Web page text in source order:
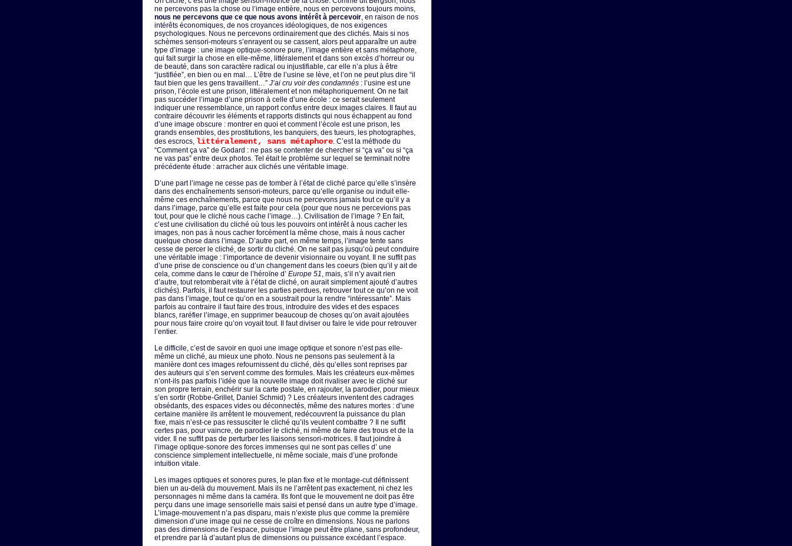
ne percevons pas la chose ou l’image entière, nous en percevons toujours moins,
nous ne percevons que ce que nous avons intérêt à percevoir, en raison de nos
intérêts économiques, de nos croyances idéologiques, de nos exigences
psychologiques. Nous ne percevons ordinairement que des clichés. Mais si nos
schèmes sensori-moteurs s’enrayent ou se cassent, alors peut apparaître un autre
type d’image : une image optique-sonore pure, l’image entière et sans métaphore,
qui fait surgir la chose en elle-même, littéralement et dans son excès d’horreur ou
de beauté, dans son caractère radical ou injustifiable, car elle n’a plus à être
“justifiée”, en bien ou en mal… L’être de l’usine se lève, et l’on ne peut plus dire “il
faut bien que les gens travaillent…” J’ai cru voir des condamnés : l’usine est une
prison, l’école est une prison, littéralement et non métaphoriquement. On ne fait
pas succéder l’image d’une prison à celle d’une école : ce serait seulement
indiquer une ressemblance, un rapport confus entre deux images claires. Il faut au
contraire découvrir les éléments et rapports distincts qui nous échappent au fond
d’une image obscure : montrer en quoi et comment l’école est une prison, les
grands ensembles, des prostitutions, les banquiers, des tueurs, les photographes,
des escrocs, littéralement, sans métaphore. C’est la méthode du
“Comment ça va” de Godard : ne pas se contenter de chercher si “ça va” ou si “ça
ne vas pas” entre deux photos. Tel était le problème sur lequel se terminait notre
précédente étude : arracher aux clichés une véritable image.
D’une part l’image ne cesse pas de tomber à l’état de cliché parce qu’elle s’insère
dans des enchaînements sensori-moteurs, parce qu’elle organise ou induit elle-
même ces enchaînements, parce que nous ne percevons jamais tout ce qu’il y a
dans l’image, parce qu’elle est faite pour cela (pour que nous ne percevions pas
tout, pour que le cliché nous cache l’image…). Civilisation de l’image ? En fait,
c’est une civilisation du cliché où tous les pouvoirs ont intérêt à nous cacher les
images, non pas à nous cacher forcément la même chose, mais à nous cacher
quelque chose dans l’image. D’autre part, en même temps, l’image tente sans
cesse de percer le cliché, de sortir du cliché. On ne sait pas jusqu’où peut conduire
une véritable image : l’importance de devenir visionnaire ou voyant. Il ne suffit pas
d’une prise de conscience ou d’un changement dans les coeurs (bien qu’il y ait de
cela, comme dans le cœur de l’héroïne d’ Europe 51, mais, s’il n’y avait rien
d’autre, tout retomberait vite à l’état de cliché, on aurait simplement ajouté d’autres
clichés). Parfois, il faut restaurer les parties perdues, retrouver tout ce qu’on ne voit
pas dans l’image, tout ce qu’on en a soustrait pour la rendre “intéressante”. Mais
parfois au contraire il faut faire des trous, introduire des vides et des espaces
blancs, raréfier l’image, en supprimer beaucoup de choses qu’on avait ajoutées
pour nous faire croire qu’on voyait tout. Il faut diviser ou faire le vide pour retrouver
l’entier.
Le difficile, c’est de savoir en quoi une image optique et sonore n’est pas elle-
même un cliché, au mieux une photo. Nous ne pensons pas seulement à la
manière dont ces images refournissent du cliché, dès qu’elles sont reprises par
des auteurs qui s’en servent comme des formules. Mais les créateurs eux-mêmes
n’ont-ils pas parfois l’idée que la nouvelle image doit rivaliser avec le cliché sur
son propre terrain, enchérir sur la carte postale, en rajouter, la parodier, pour mieux
s’en sortir (Robbe-Grillet, Daniel Schmid) ? Les créateurs inventent des cadrages
obsédants, des espaces vides ou déconnectés, même des natures mortes : d’une
certaine manière ils arrêtent le mouvement, redécouvrent la puissance du plan
fixe, mais n’est-ce pas ressusciter le cliché qu’ils veulent combattre ? Il ne suffit
certes pas, pour vaincre, de parodier le cliché, ni même de faire des trous et de la
vider. Il ne suffit pas de perturber les liaisons sensori-motrices. Il faut joindre à
l’image optique-sonore des forces immenses qui ne sont pas celles d’ une
conscience simplement intellectuelle, ni même sociale, mais d’une profonde
intuition vitale.
Les images optiques et sonores pures, le plan fixe et le montage-cut définissent
bien un au-delà du mouvement. Mais ils ne l’arrêtent pas exactement, ni chez les
personnages ni même dans la caméra. Ils font que le mouvement ne doit pas être
perçu dans une image sensorielle mais saisi et pensé dans un autre type d’image.
L’image-mouvement n’a pas disparu, mais n’existe plus que comme la première
dimension d’une image qui ne cesse de croître en dimensions. Nous ne parlons
pas des dimensions de l’espace, puisque l’image peut être plane, sans profondeur,
et prendre par là d’autant plus de dimensions ou puissance excédant l’espace.